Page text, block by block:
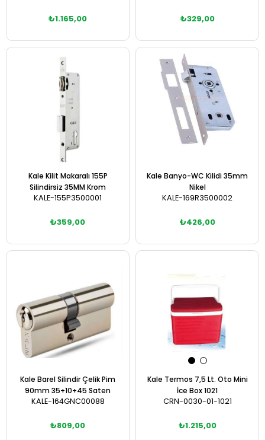
₺1.165,00
Sepete Ekle
₺329,00
Sepete Ekle
Kale Kilit Makaralı 155P
Silindirsiz 35MM Krom
KALE-155P3500001
₺359,00
Kale Banyo-WC Kilidi 35mm
Nikel
KALE-169R3500002
₺426,00
Kale Barel Silindir Çelik Pim
90mm 35+10+45 Saten
KALE-164GNC00088
₺809,00
Kale Termos 7,5 Lt. Oto Mini
İce Box 1021
CRN-0030-01-1021
₺1.215,00